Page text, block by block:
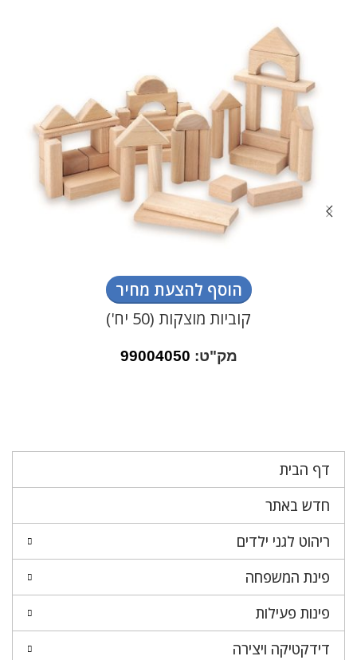
דף הבית
חדש באתר
ריהוט לגני ילדים
פינת המשפחה
פינות פעילות
דידקטיקה ויצירה
הוסף להצעת מחיר
קוביות מוצקות (50 יח')
מק"ט: 99004050